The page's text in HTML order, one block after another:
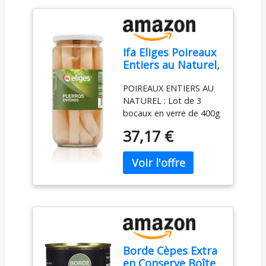
Ifa Eliges Poireaux
Entiers au Naturel,
400g, pour
Potages, Quiches
et Garnitures
POIREAUX ENTIERS AU
NATUREL : Lot de 3
bocaux en verre de 400g
poireaux entiers de
qualité supérieure, prêts
à l'emploi POLYVALENCE
CULINAIRE : Idéals pour
la préparation de
garnitures de plats et
accompagnements
variés
CONDITIONNEMENT
37,17 €
Borde Cèpes Extra
en Conserve Boîte